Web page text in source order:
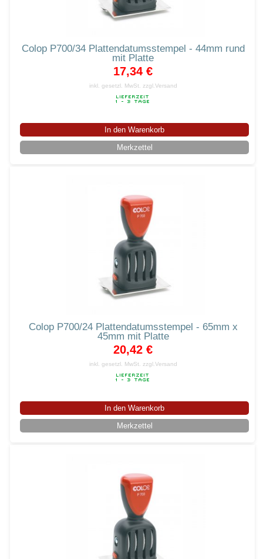
Colop P700/34 Plattendatumsstempel - 44mm rund
mit Platte
17,34 €
inkl. gesetzl. MwSt. zzgl.Versand
In den Warenkorb
Merkzettel
Colop P700/24 Plattendatumsstempel - 65mm x
45mm mit Platte
20,42 €
inkl. gesetzl. MwSt. zzgl.Versand
In den Warenkorb
Merkzettel